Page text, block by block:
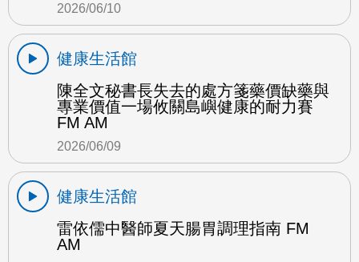
2026/06/10
健康生活館
陳全文秘書長失去的處方箋藥價缺藥與
專業價值一場攸關島嶼健康的耐力賽
FM AM
2026/06/09
健康生活館
雷依儒中醫師夏天腸胃調理指南 FM
AM